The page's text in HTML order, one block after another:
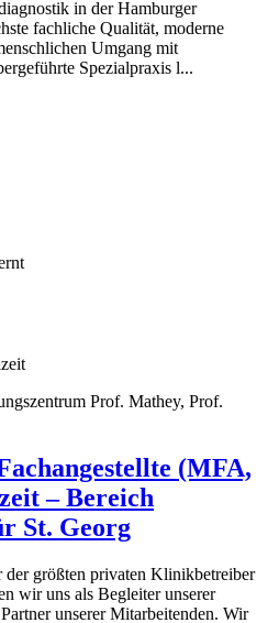
in der Hamburger
fachliche Qualität, moderne
Umgang mit
Spezialpraxis l...
Prof. Mathey, Prof.
(MFA,
– Bereich
St. Georg
größten privaten Klinikbetreiber
wir uns als Begleiter unserer
unserer Mitarbeitenden. Wir